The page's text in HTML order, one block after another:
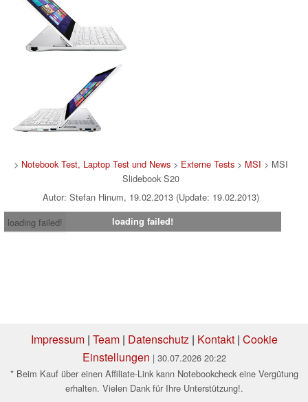
> Notebook Test, Laptop Test und News> Externe Tests> MSI > MSI
Slidebook S20
Autor: Stefan Hinum, 19.02.2013 (Update: 19.02.2013)
loading failed!
loading failed!
Impressum| Team| Datenschutz | Kontakt| Cookie
Einstellungen | 30.07.2026 20:22
* Beim Kauf über einen Affiliate-Link kann Notebookcheck eine Vergütung
erhalten. Vielen Dank für Ihre Unterstützung!.